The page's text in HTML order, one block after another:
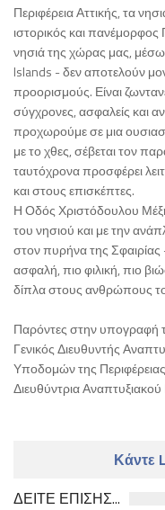
Περιφέρεια Αττικής, τα
ιστορικός και
νησιά της χώρας μας,
Islands - δεν αποτελούν
προορισμούς. Είναι
σύγχρονες, ασφαλείς και
προχωρούμε σε μια
με το χθες, σέβεται τον
ταυτόχρονα προσφέρει
και στους επισκέπτες.
Η Οδός Χριστόδουλου
του νησιού και με την
στον πυρήνα της
ασφαλή, πιο φιλική, πιο
δίπλα στους ανθρώπους
Παρόντες στην υπογραφή
Γενικός Διευθυντής
Υποδομών της
Διευθύντρια
Κάντε
ΔΕΙΤΕ ΕΠΙΣΗΣ...